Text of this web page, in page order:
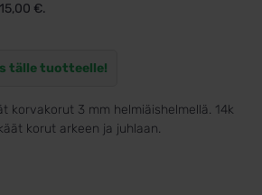
€.
tälle tuotteelle!
korvakorut 3 mm helmiäishelmellä. 14k
korut arkeen ja juhlaan.